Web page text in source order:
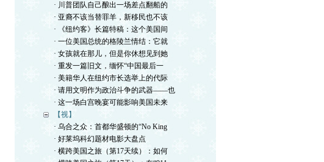
· 川普团队自己酿出一场差点翻船的
· 亚裔不该当替罪羊，新移民也不该
· 《纽约客》长篇特稿：这个美国间
· 一位美国总统的格陵兰情结：它就
· 女孩就在那儿，但是你休想见到她
· 重发一篇旧文，缅怀“中国最后一
· 美籍华人在纽约市长选举上的代际
· 请用文明作为政治斗争的武器——也
· 这一场白宫晚宴可能影响美国未来
【视】
· 乌合之众：首都华盛顿的“No King
· 好莱坞科幻题材电影大盘点
· 横跨美国之旅（第17天续）：如何